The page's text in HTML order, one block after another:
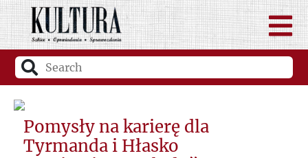
Pomysły na karierę dla
Tyrmanda i Hłasko